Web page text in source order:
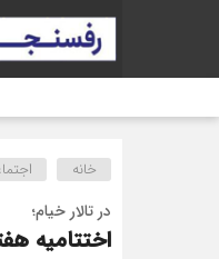
خانه
در تالار خیام؛
اختتامیه